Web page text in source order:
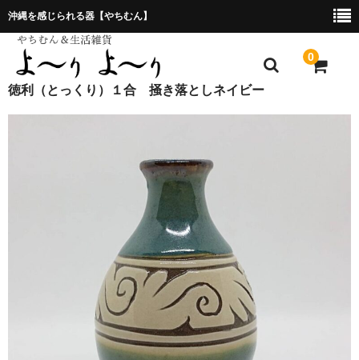
沖縄を感じられる器【やちむん】
0
特定商取引法に基づく表記
徳利（とっくり）１合 掻き落としネイビー